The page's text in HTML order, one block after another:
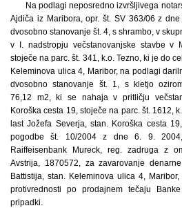
Na podlagi neposredno izvršljivega
Ajdiča iz Maribora, opr. št. SV 363/06 z
dvosobno stanovanje št. 4, s shrambo, v
v I. nadstropju večstanovanjske stavbe v
stoječe na parc. št. 341, k.o. Tezno, ki je do
Keleminova ulica 4, Maribor, na podlagi
dvosobno stanovanje št. 1, s kletjo
76,12 m2, ki se nahaja v pritličju
Koroška cesta 19, stoječe na parc. št. 1612,
last Jožefa Severja, stan. Koroška cesta
pogodbe št. 10/2004 z dne 6. 9.
Raiffeisenbank Mureck, reg. zadruga z
Avstrija, 1870572, za zavarovanje
Battistija, stan. Keleminova ulica 4,
protivrednosti po prodajnem tečaju
pripadki.